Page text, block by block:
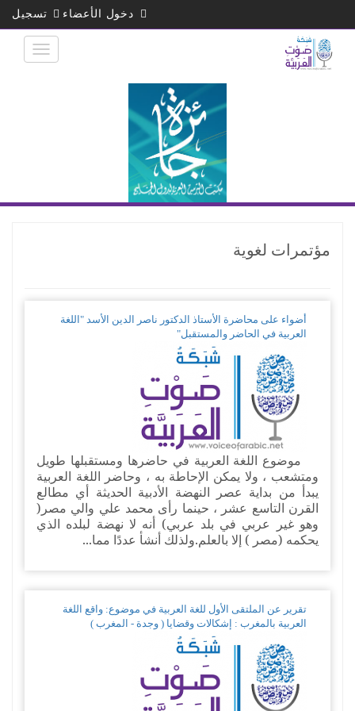
الرئيسي
دخول الأعضاء تسجيل
مؤتمرات لغوية
أضواء على محاضرة الأستاذ الدكتور ناصر الدين الأسد "اللغة
العربية في الحاضر والمستقبل"
موضوع اللغة العربية في حاضرها ومستقبلها طويل
ومتشعب ، ولا يمكن الإحاطة به ، وحاضر اللغة العربية
يبدأ من بداية عصر النهضة الأدبية الحديثة أي مطالع
القرن التاسع عشر ، حينما رأى محمد علي والي مصر(
وهو غير عربي في بلد عربي) أنه لا نهضة لبلده الذي
يحكمه (مصر ) إلا بالعلم.ولذلك أنشأ عددًا مما...
تقرير عن الملتقى الأول للغة العربية في موضوع: واقع اللغة
العربية بالمغرب : إشكالات وقضايا ( وجدة - المغرب )